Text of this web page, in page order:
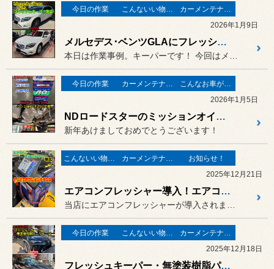
今日の作業 こんないい物が有りますよ！
カーメンテナンス
2026年1月9日
メルセデス･ベンツGLAにフレッシュキーパー施工！
今日の作業 カーメンテナンス
こんなお車がご来店
2026年1月5日
NDロードスターのミッションオイル交換！
新年あけましておめでとうございます！
こんないい物が有りますよ！ カーメンテナンス
お知らせ！
2025年12月21日
エアコンフレッシャー導入！エアコンガスクリーニングできます！
今日の作業 こんないい物が有りますよ！
カーメンテナンス
2025年12月18日
フレッシュキーパー・無塗装樹脂パーツキーパー施工！